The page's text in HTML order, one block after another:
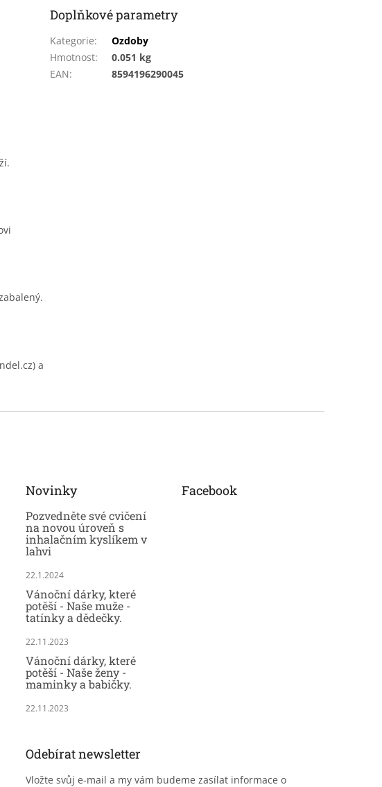
a
Doplňkové parametry
Kategorie:
Ozdoby
Hmotnost:
0.051 kg
EAN: 8594196290045
Novinky
Pozvedněte své cvičení
na novou úroveň s
inhalačním kyslíkem v
lahvi
22.1.2024
Vánoční dárky, které
potěší - Naše muže -
tatínky a dědečky.
22.11.2023
Vánoční dárky, které
potěší - Naše ženy -
maminky a babičky.
22.11.2023
Facebook
Odebírat newsletter
Vložte svůj e-mail a my vám budeme zasílat informace o